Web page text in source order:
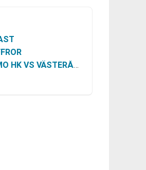
VÄSTERÅSIRSTA HF